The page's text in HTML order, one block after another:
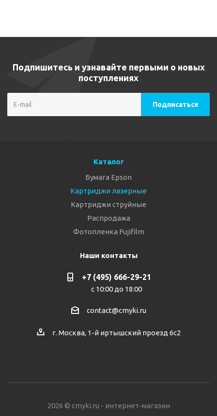
Подпишитесь и узнавайте первыми о новых
поступлениях
Каталог
Бумага Epson
Картриджи лазерные
Картриджи струйные
Распродажа
Фотопленка Fujifilm
Наши контакты
+7 (495) 666-29-21
с 10:00 до 18:00
contact@cmyki.ru
г. Москва, 1-й иртышский проезд 6с2
2026 © cmyki.ru - интернет-магазин